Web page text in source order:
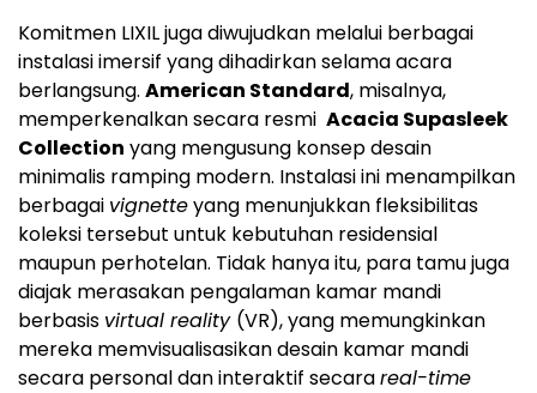
Komitmen LIXIL juga diwujudkan melalui berbagai
instalasi imersif yang dihadirkan selama acara
berlangsung. American Standard, misalnya,
memperkenalkan secara resmi Acacia Supasleek
Collection yang mengusung konsep desain
minimalis ramping modern. Instalasi ini menampilkan
berbagai vignetteyang menunjukkan fleksibilitas
koleksi tersebut untuk kebutuhan residensial
maupun perhotelan. Tidak hanya itu, para tamu juga
diajak merasakan pengalaman kamar mandi
berbasis virtual reality (VR), yang memungkinkan
mereka memvisualisasikan desain kamar mandi
secara personal dan interaktif secarareal-time